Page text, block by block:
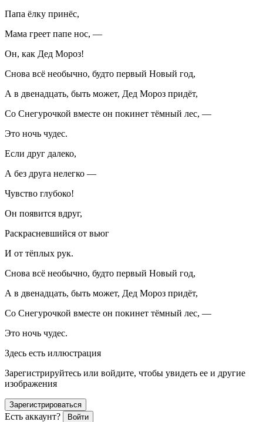
Папа ёлку принёс,
Мама греет папе нос, —
Он, как Дед Мороз!
Снова всё необычно, будто первый Новый год,
А в двенадцать, быть может, Дед Мороз придёт,
Со Снегурочкой вместе он покинет тёмный лес, —
Это ночь чудес.
Если друг далеко,
А без друга нелегко —
Чувство глубоко!
Он появится вдруг,
Раскрасневшийся от вьюг
И от тёплых рук.
Снова всё необычно, будто первый Новый год,
А в двенадцать, быть может, Дед Мороз придёт,
Со Снегурочкой вместе он покинет тёмный лес, —
Это ночь чудес.
Здесь есть иллюстрация
Зарегистрируйтесь или войдите, чтобы увидеть ее и другие
изображения
Зарегистрироваться
Есть аккаунт? Войти